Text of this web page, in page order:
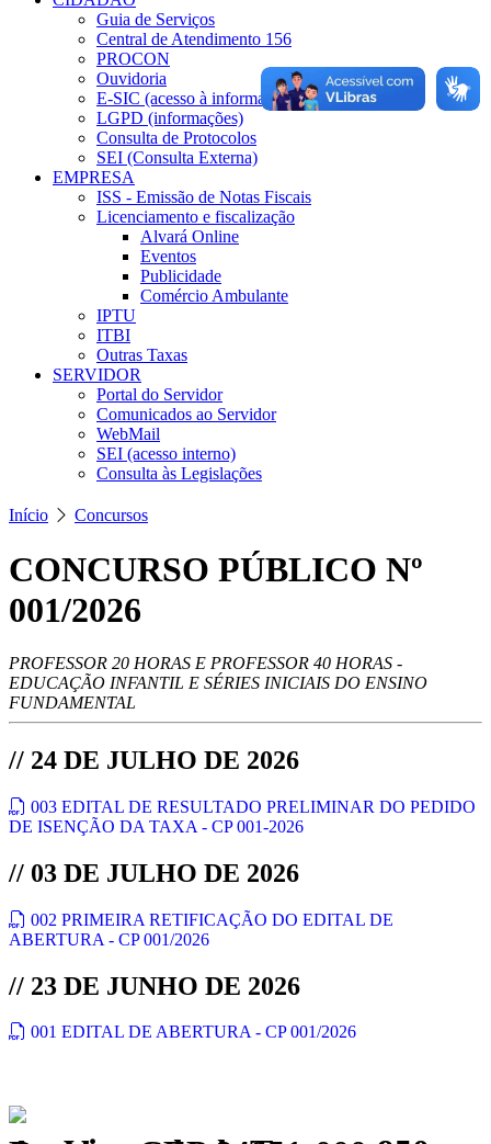
Guia de Serviços
Central de Atendimento 156
PROCON
Ouvidoria
E-SIC (acesso à informação)
LGPD (informações)
Consulta de Protocolos
SEI (Consulta Externa)
EMPRESA
ISS - Emissão de Notas Fiscais
Licenciamento e fiscalização
Alvará Online
Eventos
Publicidade
Comércio Ambulante
IPTU
ITBI
Outras Taxas
SERVIDOR
Portal do Servidor
Comunicados ao Servidor
WebMail
SEI (acesso interno)
Consulta às Legislações
Início Concursos
CONCURSO PÚBLICO Nº
001/2026
PROFESSOR 20 HORAS E PROFESSOR 40 HORAS -
EDUCAÇÃO INFANTIL E SÉRIES INICIAIS DO ENSINO
FUNDAMENTAL
// 24 DE JULHO DE 2026
003 EDITAL DE RESULTADO PRELIMINAR DO PEDIDO
DE ISENÇÃO DA TAXA - CP 001-2026
// 03 DE JULHO DE 2026
002 PRIMEIRA RETIFICAÇÃO DO EDITAL DE
ABERTURA - CP 001/2026
// 23 DE JUNHO DE 2026
001 EDITAL DE ABERTURA - CP 001/2026